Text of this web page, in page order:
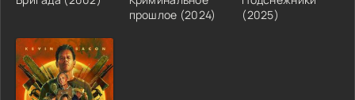
прошлое (2024)
(2025)